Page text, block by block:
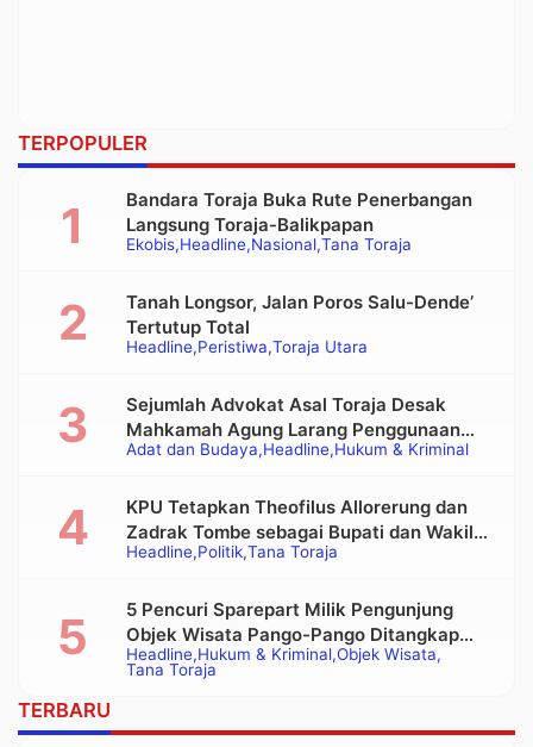
TERPOPULER
Ekobis Headline Nasional Tana Toraja
Bandara Toraja Buka Rute Penerbangan
Langsung Toraja-Balikpapan
Headline Peristiwa Toraja Utara
Tanah Longsor, Jalan Poros Salu-Dende’
Tertutup Total
Adat dan Budaya Headline Hukum & Kriminal
Sejumlah Advokat Asal Toraja Desak
Mahkamah Agung Larang Penggunaan
Alat Berat pada Eksekusi Rumah Adat
Headline Politik Tana Toraja
KPU Tetapkan Theofilus Allorerung dan
Zadrak Tombe sebagai Bupati dan Wakil
Bupati Tana Toraja Terpilih
Headline Hukum & Kriminal Objek Wisata
Tana Toraja
5 Pencuri Sparepart Milik Pengunjung
Objek Wisata Pango-Pango Ditangkap
Polisi
TERBARU